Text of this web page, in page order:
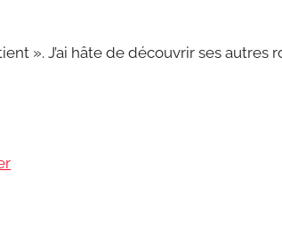
». J’ai hâte de découvrir ses autres